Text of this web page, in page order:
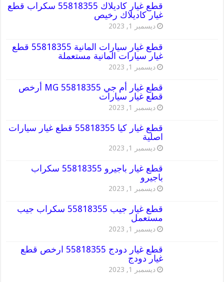
قطع غيار كاديلاك 55818355 سكراب قطع
غيار كاديلاك رخيص
ديسمبر 1, 2023
قطع غيار سيارات المانية 55818355 قطع
غيار سيارات المانية مستعملة
ديسمبر 1, 2023
قطع غيار أم جي MG 55818355 أرخص
قطع غيار سيارات
ديسمبر 1, 2023
قطع غيار كيا 55818355 قطع غيار سيارات
اصلية
ديسمبر 1, 2023
قطع غيار باجيرو 55818355 سكراب
باجيرو
ديسمبر 1, 2023
قطع غيار جيب 55818355 سكراب جيب
مستعمل
ديسمبر 1, 2023
قطع غيار دودج 55818355 ارخص قطع
غيار دودج
ديسمبر 1, 2023